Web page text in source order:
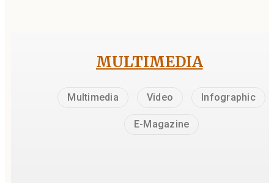
MULTIMEDIA
Multimedia Video Infographic
E-Magazine